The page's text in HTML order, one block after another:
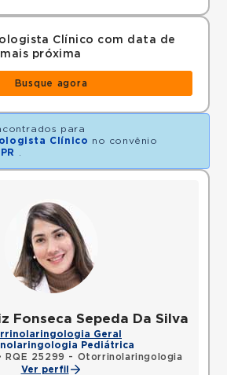
Clínico com data de
próxima
Busque agora
para
Clínico no convênio
PR
Fonseca Sepeda Da Silva
Geral
Pediátrica
RQE 25299 - Otorrinolaringologia
Ver perfil